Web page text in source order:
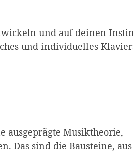
und auf deinen
und individuelles
ausgeprägte Musiktheorie,
Das sind die Bausteine, aus